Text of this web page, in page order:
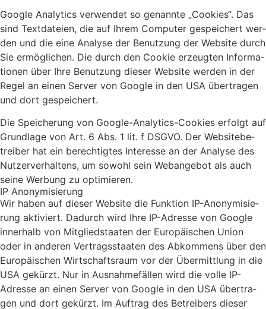
Goog­le Ana­ly­tics ver­wen­det so genann­te „Coo­kies“. Das
sind Text­da­tei­en, die auf Ihrem Com­pu­ter gespei­chert wer­
den und die eine Ana­ly­se der Benut­zung der Web­site durch
Sie ermög­li­chen. Die durch den Coo­kie erzeug­ten Infor­ma­
tio­nen über Ihre Benut­zung die­ser Web­site wer­den in der
Regel an einen Ser­ver von Goog­le in den USA über­tra­gen
und dort gespei­chert.
Die Spei­che­rung von Goog­le-Ana­ly­tics-Coo­kies erfolgt auf
Grund­la­ge von Art. 6 Abs. 1 lit. f DSGVO. Der Web­site­be­
trei­ber hat ein berech­tig­tes Inter­es­se an der Ana­ly­se des
Nut­zer­ver­hal­tens, um sowohl sein Web­an­ge­bot als auch
sei­ne Wer­bung zu opti­mie­ren.
IP Anony­mi­sie­rung
Wir haben auf die­ser Web­site die Funk­ti­on IP-Anony­mi­sie­
rung akti­viert. Dadurch wird Ihre IP-Adres­se von Goog­le
inner­halb von Mit­glied­staa­ten der Euro­päi­schen Uni­on
oder in ande­ren Ver­trags­staa­ten des Abkom­mens über den
Euro­päi­schen Wirt­schafts­raum vor der Über­mitt­lung in die
USA gekürzt. Nur in Aus­nah­me­fäl­len wird die vol­le IP-
Adres­se an einen Ser­ver von Goog­le in den USA über­tra­
gen und dort gekürzt. Im Auf­trag des Betrei­bers die­ser